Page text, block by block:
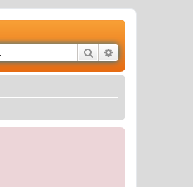
Cerca